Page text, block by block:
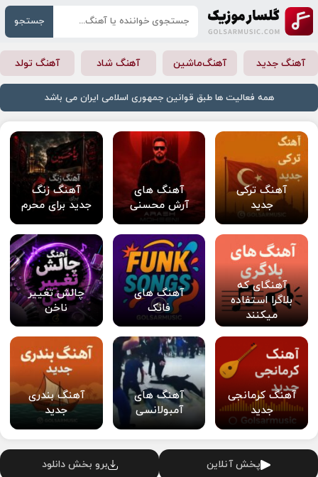
جستجو
آهنگ جدید آهنگ‌ماشین آهنگ شاد آهنگ تولد
همه فعالیت ها طبق قوانین جمهوری اسلامی ایران می باشد
آهنگ ترکی
جدید
آهنگ های
آرش محسنی
آهنگ زنگ
جدید برای محرم
آهنگای که
بلاگرا استفاده
میکنند
آهنگ های
فانک
چالش تغییر
ناخن
آهنگ کرمانجی
جدید
آهنگ های
آمبولانسی
آهنگ بندری
جدید
پخش آنلاین برو بخش دانلود